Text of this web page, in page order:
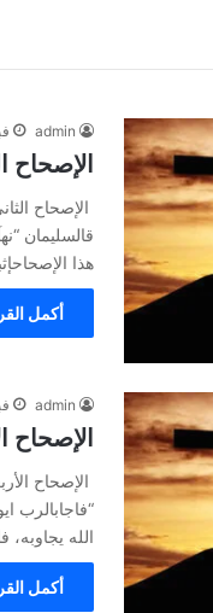
admin
الإصحاح
الإصحاح
هذا
أكمل
admin
الإصحاح
“فاجابالرب
الله
أكمل